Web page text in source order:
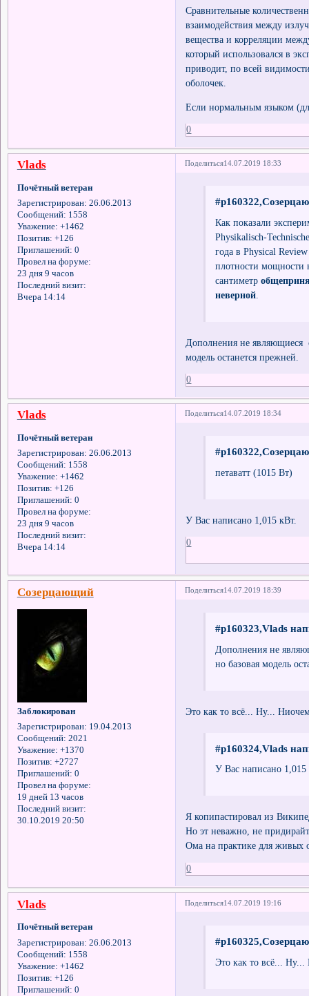
Сравнительные
взаимодействия между
вещества и корреляции
который использовался в
приводит, по всей
оболочек.
Если нормальным языком
0
Поделиться14.07.2019 18:33
Vlads
Почётный ветеран
Зарегистрирован: 26.06.2013
Сообщений: 1558
Уважение: +1462
Позитив: +126
Приглашений: 0
Провел на форуме:
23 дня 9 часов
Последний визит:
Вчера 14:14
Как показали
Physikalisch-
года в Physical
плотности мощности
сантиметр
неверной.
Дополнения не являющиеся
модель останется прежней.
0
Поделиться14.07.2019 18:34
Vlads
Почётный ветеран
Зарегистрирован: 26.06.2013
Сообщений: 1558
Уважение: +1462
Позитив: +126
Приглашений: 0
Провел на форуме:
23 дня 9 часов
Последний визит:
Вчера 14:14
петаватт (1015 Вт)
У Вас написано 1,015 кВт.
0
Поделиться14.07.2019 18:39
Созерцающий
Заблокирован
Зарегистрирован: 19.04.2013
Сообщений: 2021
Уважение: +1370
Позитив: +2727
Приглашений: 0
Провел на форуме:
19 дней 13 часов
Последний визит:
30.10.2019 20:50
#p160323,Vlads
Дополнения не
но базовая модель
Это как то всё... Ну...
#p160324,Vlads
У Вас написано 1,015
Я копипастировал из
Но эт неважно, не
Ома на практике для живых
0
Поделиться14.07.2019 19:16
Vlads
Почётный ветеран
Зарегистрирован: 26.06.2013
Сообщений: 1558
Уважение: +1462
Позитив: +126
Приглашений: 0
Это как то всё... Ну...